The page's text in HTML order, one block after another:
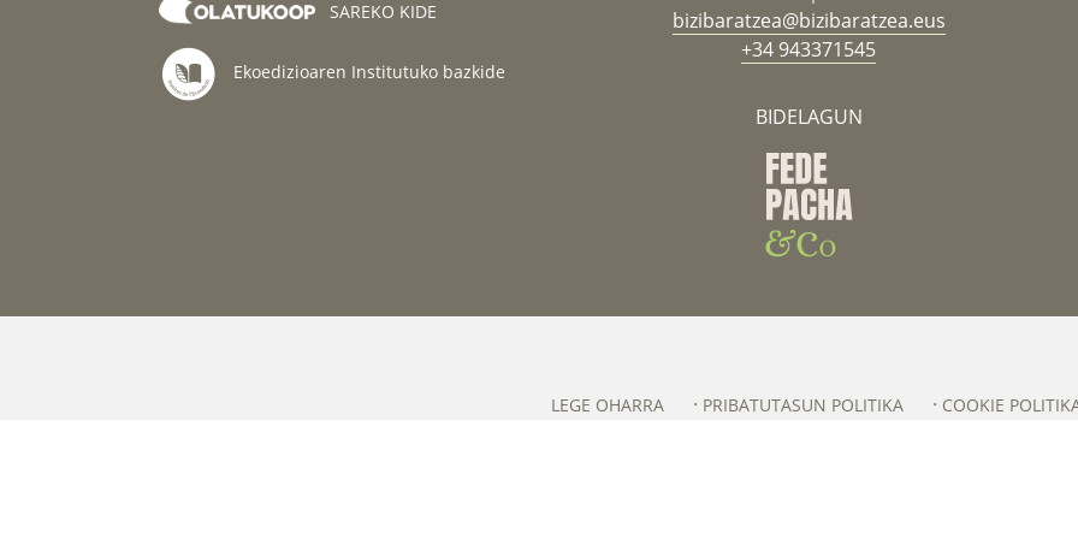
SAREKO KIDE
Ekoedizioaren Institutuko bazkide
bizibaratzea@bizibaratzea.eus
+34 943371545
BIDELAGUN
LEGE OHARRA PRIBATUTASUN POLITIKA COOKIE